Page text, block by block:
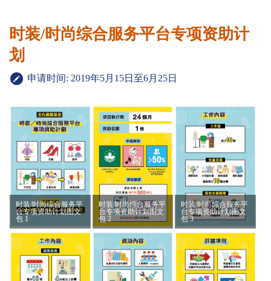
时装/时尚综合服务平台专项资助计
划
申请时间: 2019年5月15日至6月25日
时装/时尚综合服务平
台专项资助计划图文
包 1
时装/时尚综合服务平
台专项资助计划图文
包 2
时装/时尚综合服务平
台专项资助计划图文
包 3